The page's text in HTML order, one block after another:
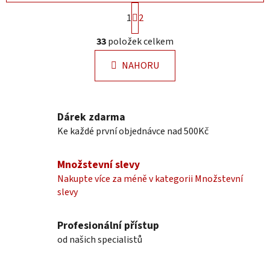
O
v
l
á
d
p
v
k
ý
p
i
S
t
r
á
n
k
1
2
33položek celkem
NAHORU
Dárek zdarma
Ke každé první objednávce nad 500Kč
Množstevní slevy
Nakupte více za méně v kategorii Množstevní
slevy
Profesionální přístup
od našich specialistů